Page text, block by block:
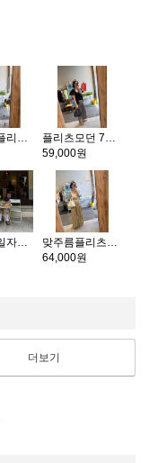
동그라미플리츠p
플리츠모던 7부팬츠
59,000원
날개트임일자플리츠p [4color]
맞주름플리츠팬츠
64,000원
더보기